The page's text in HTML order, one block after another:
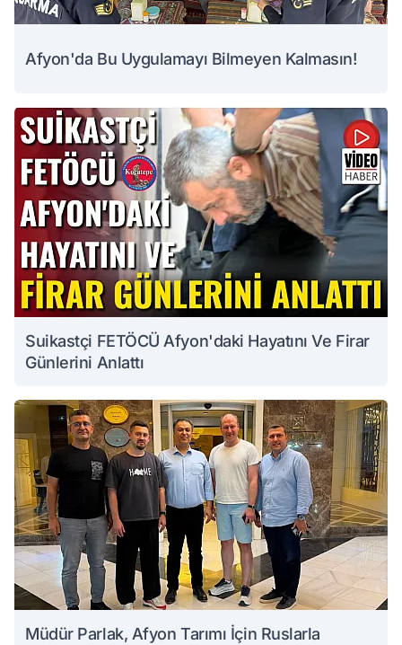
Afyon'da Bu Uygulamayı Bilmeyen Kalmasın!
Suikastçi FETÖCÜ Afyon'daki Hayatını Ve Firar
Günlerini Anlattı
Müdür Parlak, Afyon Tarımı İçin Ruslarla